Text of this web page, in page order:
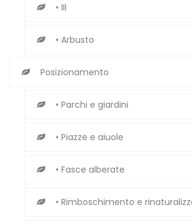
• III
• Arbusto
Posizionamento
• Parchi e giardini
• Piazze e aiuole
• Fasce alberate
• Rimboschimento e